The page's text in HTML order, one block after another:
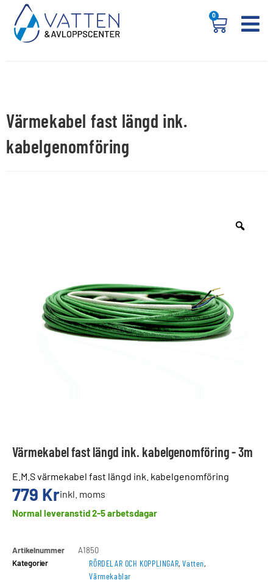
0
Värmekabel fast längd ink.
kabelgenomföring
Värmekabel fast längd ink. kabelgenomföring - 3m
E.M.S värmekabel fast längd ink. kabelgenomföring
779 Krinkl. moms
Normal leveranstid 2-5 arbetsdagar
Artikelnummer
A1850
Kategorier
RÖRDELAR OCH KOPPLINGAR,Vatten,
Värmekablar